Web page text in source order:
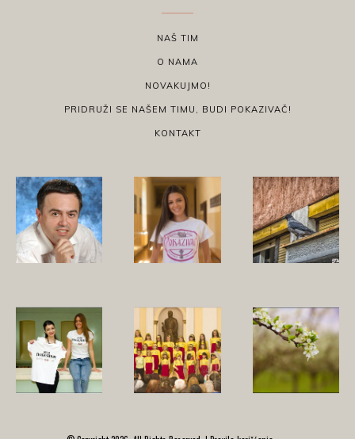
NAŠ TIM
O NAMA
NOVAKUJMO!
PRIDRUŽI SE NAŠEM TIMU, BUDI POKAZIVAČ!
KONTAKT